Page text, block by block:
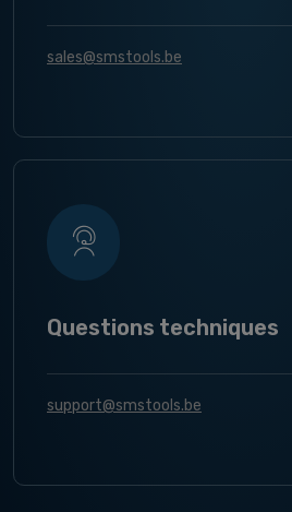
sales@smstools.be
Questions techniques
support@smstools.be